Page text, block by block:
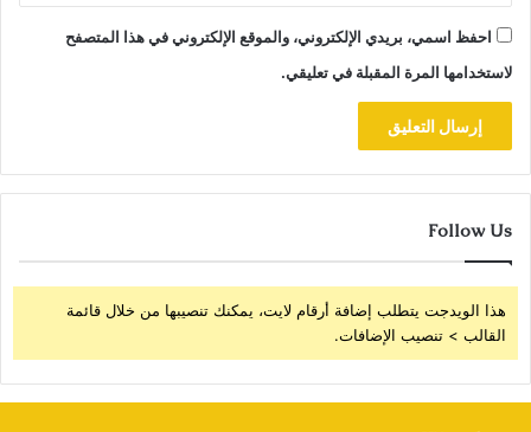
احفظ اسمي، بريدي الإلكتروني، والموقع الإلكتروني في هذا المتصفح
لاستخدامها المرة المقبلة في تعليقي.
Follow Us
هذا الويدجت يتطلب إضافة أرقام لايت، يمكنك تنصيبها من خلال قائمة
القالب > تنصيب الإضافات.